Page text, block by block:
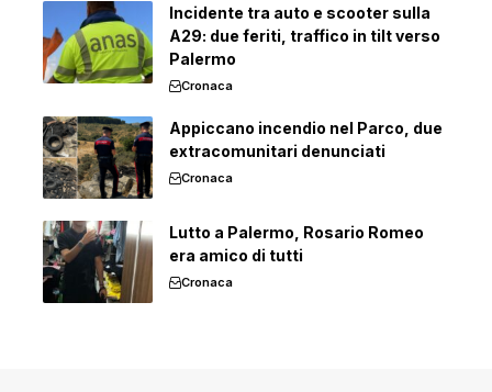
Incidente tra auto e scooter sulla
A29: due feriti, traffico in tilt verso
Palermo
Cronaca
Appiccano incendio nel Parco, due
extracomunitari denunciati
Cronaca
Lutto a Palermo, Rosario Romeo
era amico di tutti
Cronaca